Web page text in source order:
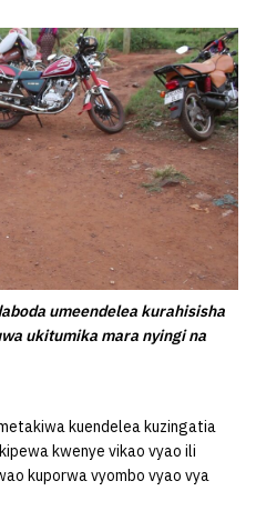
umeendelea kurahisisha
ukitumika mara nyingi na
kuendelea kuzingatia
kwenye vikao vyao ili
kuporwa vyombo vyao vya